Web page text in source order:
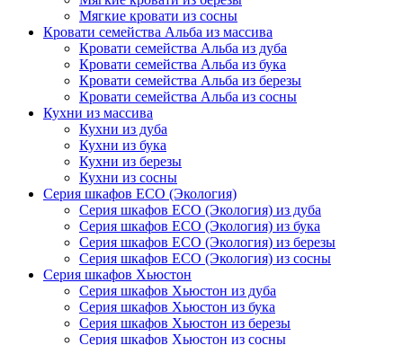
Мягкие кровати из сосны
Кровати семейства Альба из массива
Кровати семейства Альба из дуба
Кровати семейства Альба из бука
Кровати семейства Альба из березы
Кровати семейства Альба из сосны
Кухни из массива
Кухни из дуба
Кухни из бука
Кухни из березы
Кухни из сосны
Серия шкафов ECO (Экология)
Серия шкафов ECO (Экология) из дуба
Серия шкафов ECO (Экология) из бука
Серия шкафов ECO (Экология) из березы
Серия шкафов ECO (Экология) из сосны
Серия шкафов Хьюстон
Серия шкафов Хьюстон из дуба
Серия шкафов Хьюстон из бука
Серия шкафов Хьюстон из березы
Серия шкафов Хьюстон из сосны